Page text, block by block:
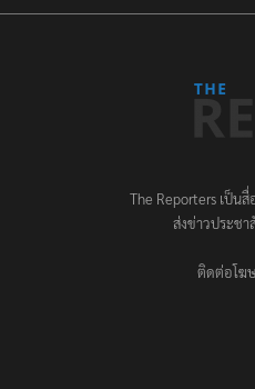
The Reporters เป็น
ส่งข่าวประช
ติดต่อโฆ